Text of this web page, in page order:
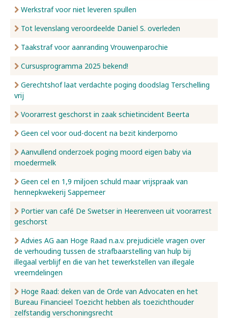
Werkstraf voor niet leveren spullen
Tot levenslang veroordeelde Daniel S. overleden
Taakstraf voor aanranding Vrouwenparochie
Cursusprogramma 2025 bekend!
Gerechtshof laat verdachte poging doodslag Terschelling
vrij
Voorarrest geschorst in zaak schietincident Beerta
Geen cel voor oud-docent na bezit kinderporno
Aanvullend onderzoek poging moord eigen baby via
moedermelk
Geen cel en 1,9 miljoen schuld maar vrijspraak van
hennepkwekerij Sappemeer
Portier van café De Swetser in Heerenveen uit voorarrest
geschorst
Advies AG aan Hoge Raad n.a.v. prejudiciële vragen over
de verhouding tussen de strafbaarstelling van hulp bij
illegaal verblijf en die van het tewerkstellen van illegale
vreemdelingen
Hoge Raad: deken van de Orde van Advocaten en het
Bureau Financieel Toezicht hebben als toezichthouder
zelfstandig verschoningsrecht